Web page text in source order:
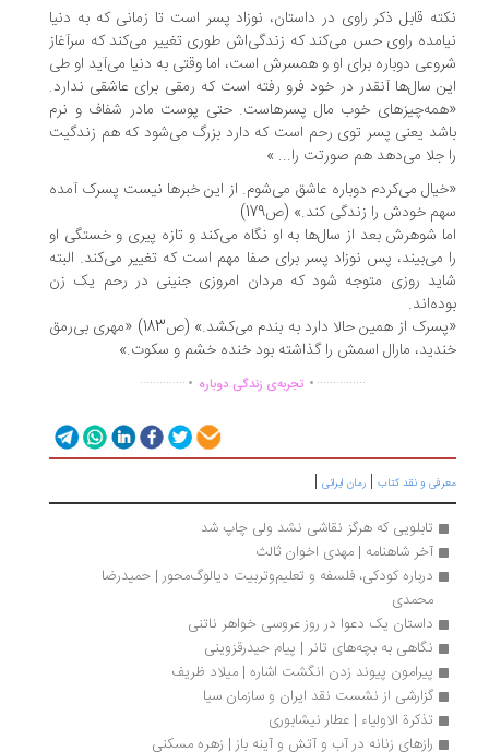
قابل ذکر راوی در داستان، نوزاد پسر است تا زمانی که به دنیا
راوی حس می‌کند که زندگی‌اش طوری تغییر می‌کند که سرآغاز
دوباره برای او و همسرش است، اما وقتی به دنیا می‌آید او طی
سال‌ها آنقدر در خود فرو رفته است که رمقی برای عاشقی ندارد.
خوب مال پسرهاست. حتی پوست مادر شفاف و نرم
یعنی پسر توی رحم است که دارد بزرگ می‌شود که هم زندگیت
جلا می‌دهد هم صورتت را... »
می‌کردم دوباره عاشق می‌شوم. از این خبرها نیست پسرک آمده
خودش را زندگی کند.» (ص179)
شوهرش بعد از سال‌ها به او نگاه می‌کند و تازه پیری و خستگی او
می‌بیند، پس نوزاد پسر برای صفا مهم است که تغییر می‌کند. البته
روزی متوجه شود که مردان امروزی جنینی در رحم یک زن
«پسرک از همین حالا دارد به بندم می‌کشد.» (ص183) «مهری بی‌رمق
مارال اسمش را گذاشته بود خنده خشم و سکوت.»
...............
. تجربه‌ی زندگی دوباره.
..............
و نقد کتاب|رمان ایرانی|
تابلویی که هرگز نقاشی نشد ولی چاپ شد
آخر شاهنامه | مهدی اخوان ثالث
درباره کودکی، فلسفه و تعلیم‌وتربیت دیالوگ‌محور | حمیدرضا
داستان یک دعوا در روز عروسی خواهر ناتنی
نگاهی به بچه‌های تانر | پیام حیدرقزوینی
پیرامون پیوند زدن انگشت اشاره | میلاد ظریف
گزارشی از نشست نقد ایران و سازمان سیا
تذکرة الاولیاء | عطار نیشابوری
رازهای زنانه در آب و آتش و آینه باز | زهره مسکنی